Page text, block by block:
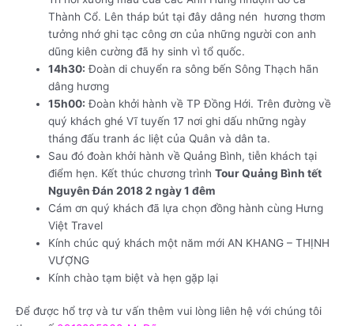
Thành Cổ. Lên tháp bút tại đây dâng nén hương thơm
tưởng nhớ ghi tạc công ơn của những người con anh
dũng kiên cường đã hy sinh vì tổ quốc.
14h30: Đoàn di chuyển ra sông bến Sông Thạch hãn
dâng hương
15h00: Đoàn khởi hành về TP Đồng Hới. Trên đường về
quý khách ghé Vĩ tuyến 17 nơi ghi dấu những ngày
tháng đấu tranh ác liệt của Quân và dân ta.
Sau đó đoàn khởi hành về Quảng Bình, tiễn khách tại
điểm hẹn. Kết thúc chương trìnhTour Quảng Bình tết
Nguyên Đán 2018 2 ngày 1 đêm
Cám ơn quý khách đã lựa chọn đồng hành cùng Hưng
Việt Travel
Kính chúc quý khách một năm mới AN KHANG – THỊNH
VƯỢNG
Kính chào tạm biệt và hẹn gặp lại
Để được hổ trợ và tư vấn thêm vui lòng liên hệ với chúng tôi